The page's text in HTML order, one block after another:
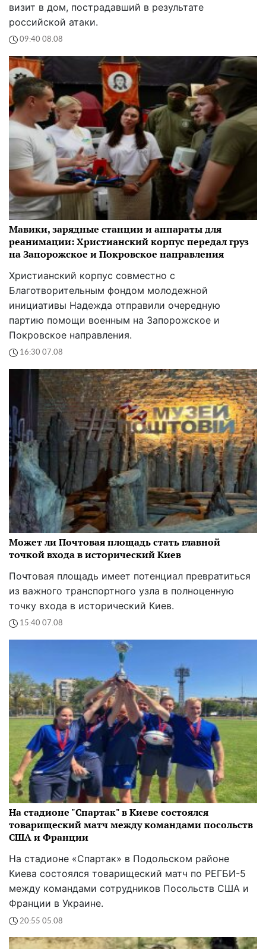
визит в дом, пострадавший в результате
российской атаки.
09:40 08.08
Мавики, зарядные станции и аппараты для
реанимации: Христианский корпус передал груз
на Запорожское и Покровское направления
Христианский корпус совместно с
Благотворительным фондом молодежной
инициативы Надежда отправили очередную
партию помощи военным на Запорожское и
Покровское направления.
16:30 07.08
Может ли Почтовая площадь стать главной
точкой входа в исторический Киев
Почтовая площадь имеет потенциал превратиться
из важного транспортного узла в полноценную
точку входа в исторический Киев.
15:40 07.08
На стадионе "Спартак" в Киеве состоялся
товарищеский матч между командами посольств
США и Франции
На стадионе «Спартак» в Подольском районе
Киева состоялся товарищеский матч по РЕГБИ-5
между командами сотрудников Посольств США и
Франции в Украине.
20:55 05.08